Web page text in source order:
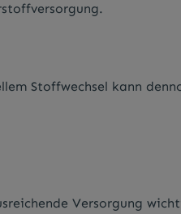
Stoffwechsel kann
Versorgung